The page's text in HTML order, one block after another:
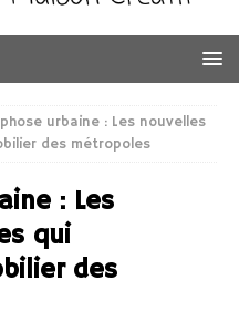
urbaine : Les nouvelles
des métropoles
: Les
qui
des